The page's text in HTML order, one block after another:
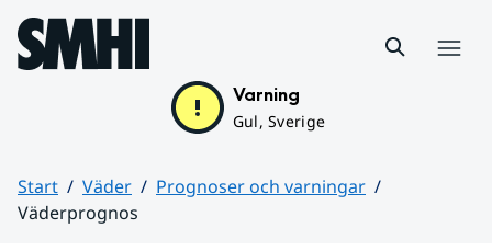
Hoppa till sidans innehåll
Varning
Gul, Sverige
Start Väder
Prognoser och varningar
Väderprognos